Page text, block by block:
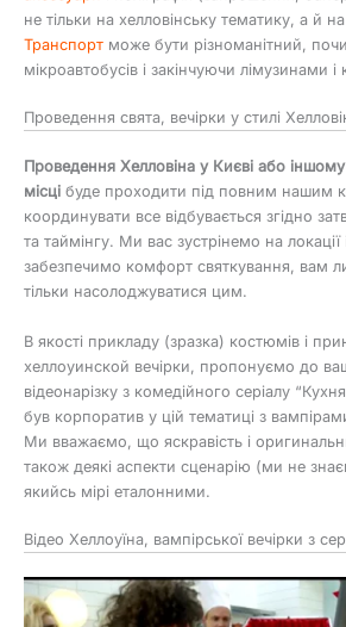
не тільки на хелловінську тематику, а й
Транспорт може бути різноманітний,
мікроавтобусів і закінчуючи лімузинами
Проведення свята, вечірки у стилі
Проведення Хелловіна у Києві або
місці буде проходити під повним нашим
координувати все відбувається згідно
та таймінгу. Ми вас зустрінемо на
забезпечимо комфорт святкування, вам
тільки насолоджуватися цим.
В якості прикладу (зразка) костюмів і
хеллоуинской вечірки, пропонуємо до
відеонарізку з комедійного серіалу
був корпоратив у цій тематиці з
Ми вважаємо, що яскравість і
також деякі аспекти сценарію (ми не
якийсь мірі еталонними.
Відео Хеллоуїна, вампірської вечірки з